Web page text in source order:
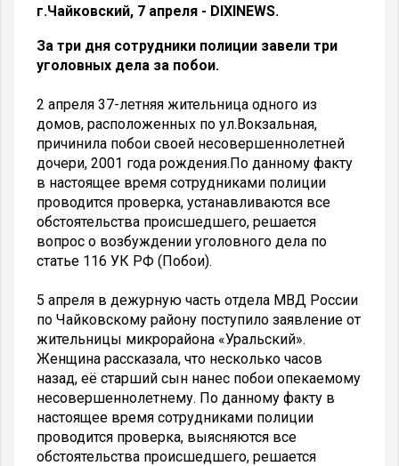
г.Чайковский, 7 апреля - DIXINEWS.
За три дня сотрудники полиции завели три
уголовных дела за побои.
2 апреля 37-летняя жительница одного из
домов, расположенных по ул.Вокзальная,
причинила побои своей несовершеннолетней
дочери, 2001 года рождения.По данному факту
в настоящее время сотрудниками полиции
проводится проверка, устанавливаются все
обстоятельства происшедшего, решается
вопрос о возбуждении уголовного дела по
статье 116 УК РФ (Побои).
5 апреля в дежурную часть отдела МВД России
по Чайковскому району поступило заявление от
жительницы микрорайона «Уральский».
Женщина рассказала, что несколько часов
назад, её старший сын нанес побои опекаемому
несовершеннолетнему. По данному факту в
настоящее время сотрудниками полиции
проводится проверка, выясняются все
обстоятельства происшедшего, решается